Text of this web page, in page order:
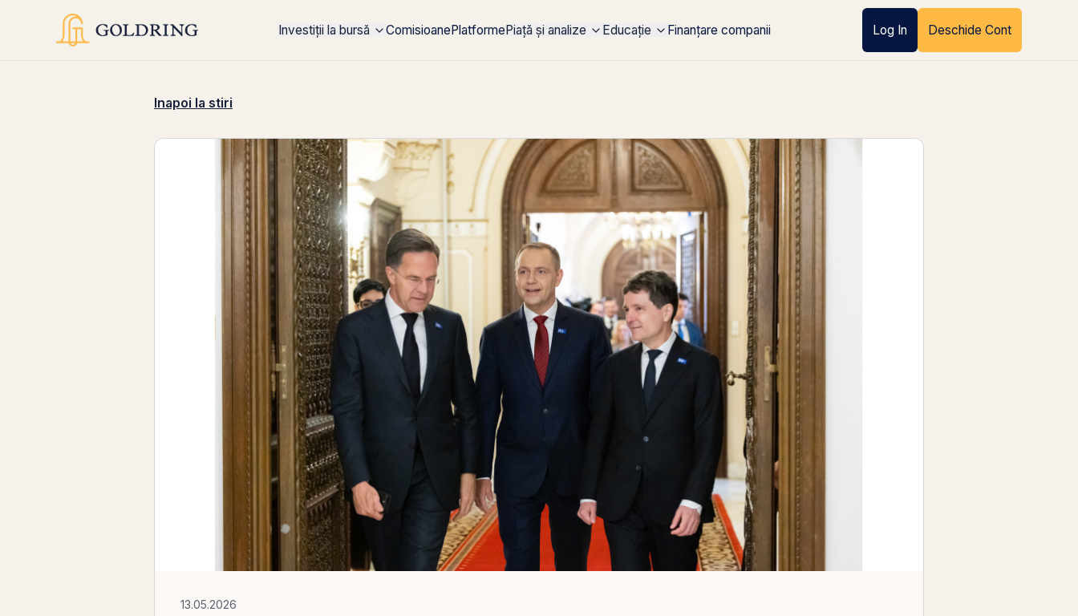
Investiții la bursă ComisioanePlatformePiață și analize Educație Finanțare companii Log In Deschide Cont
Inapoi la stiri
13.05.2026